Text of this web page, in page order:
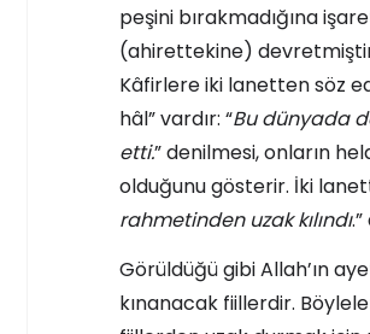
peşini bırakmadığına
(ahirettekine)
Kâfirlere iki lanetten söz
hâl” vardır: “Bu dünyada
etti.” denilmesi, onların
olduğunu gösterir. İki
rahmetinden uzak kılındı
Görüldüğü gibi Allah’ın
kınanacak fiillerdir.